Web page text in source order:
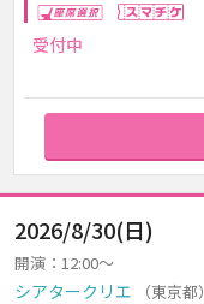
座席選択
受付中
2026/8/30(日)
開演：12:00～
シアタークリエ （東京都）